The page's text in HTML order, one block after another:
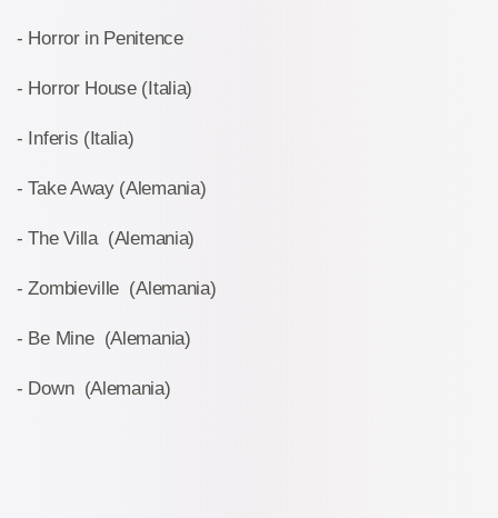
- Horror in Penitence
- Horror House (Italia)
- Inferis (Italia)
- Take Away (Alemania)
- The Villa (Alemania)
- Zombieville (Alemania)
- Be Mine (Alemania)
- Down (Alemania)